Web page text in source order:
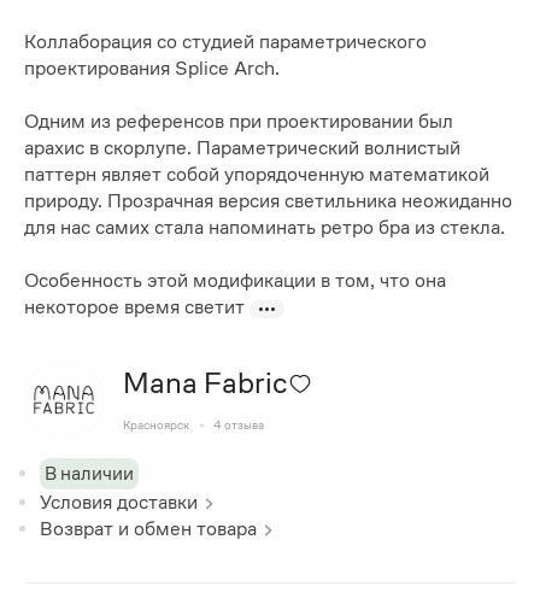
Коллаборация со студией параметрического
проектирования Splice Arch.
Одним из референсов при проектировании был
арахис в скорлупе. Параметрический волнистый
паттерн являет собой упорядоченную математикой
природу. Прозрачная версия светильника неожиданно
для нас самих стала напоминать ретро бра из стекла.
Особенность этой модификации в том, что она
некоторое время светит
Mana Fabric
Красноярск 4 отзыва
В наличии
Условия доставки
Возврат и обмен товара